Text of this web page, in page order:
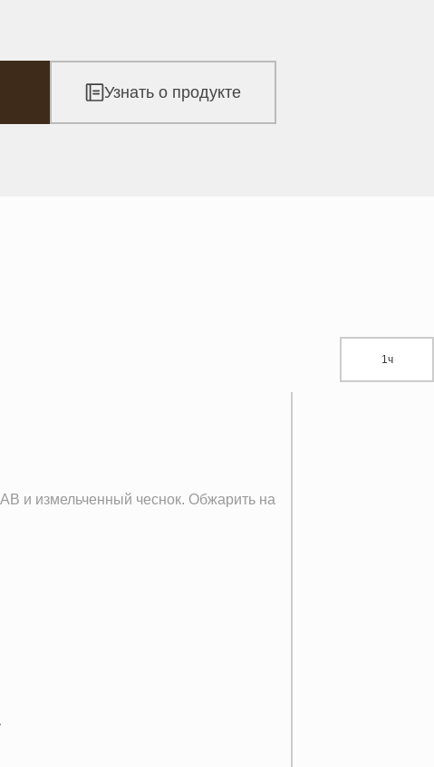
Узнать о продукте
1ч
и измельченный чеснок. Обжарить на